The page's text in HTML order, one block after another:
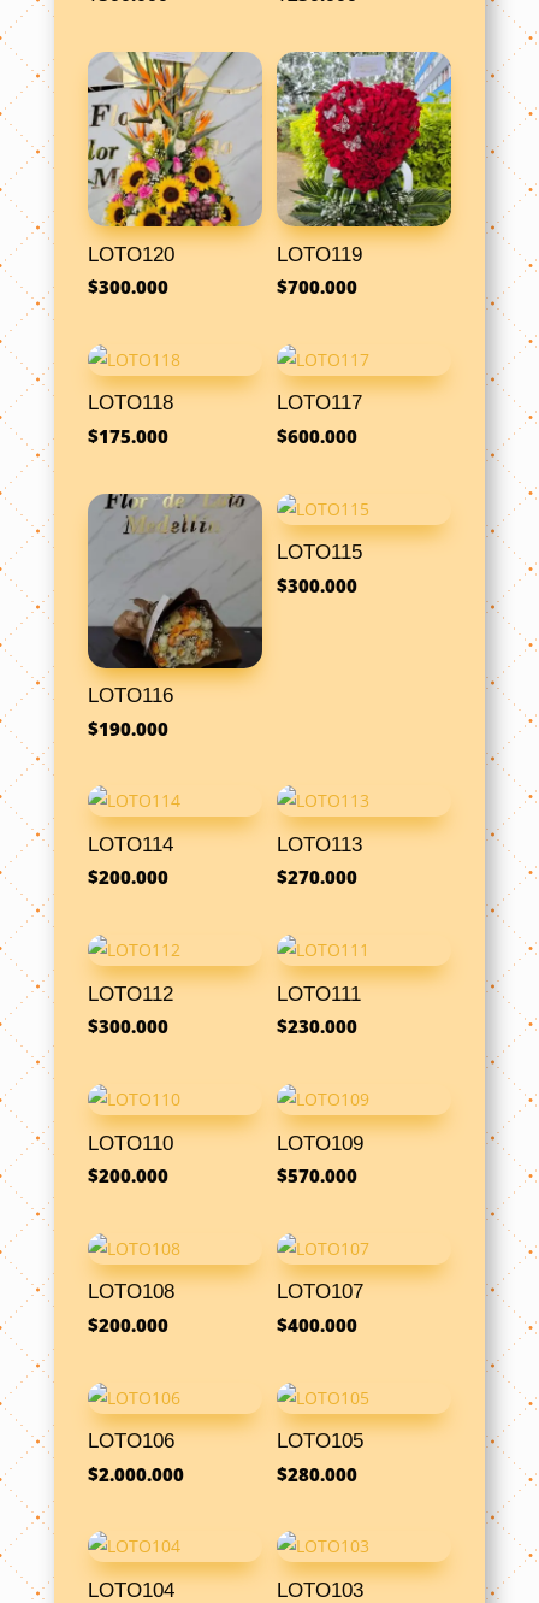
LOTO120
$300.000
LOTO119
$700.000
LOTO118
$175.000
LOTO117
$600.000
LOTO116
$190.000
LOTO115
$300.000
LOTO114
$200.000
LOTO113
$270.000
LOTO112
$300.000
LOTO111
$230.000
LOTO110
$200.000
LOTO109
$570.000
LOTO108
$200.000
LOTO107
$400.000
LOTO106
$2.000.000
LOTO105
$280.000
LOTO104 LOTO103